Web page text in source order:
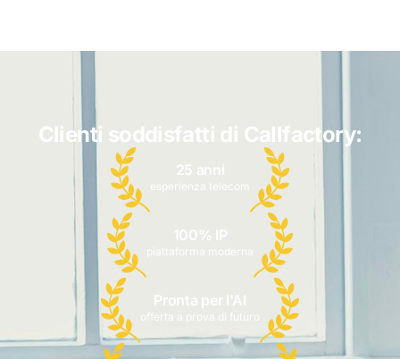
Clienti soddisfatti di Callfactory:
25 anni
esperienza telecom
100% IP
piattaforma moderna
Pronta per l'AI
offerta a prova di futuro